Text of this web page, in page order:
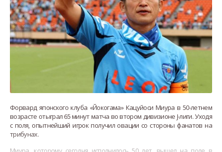
Форвард японского клуба «Йокогама» Кацуйоси Миура в 50-летнем
возрасте отыграл 65 минут матча во втором дивизионе J-лиги. Уходя
с поля, опытнейший игрок получил овации со стороны фанатов на
трибунах.